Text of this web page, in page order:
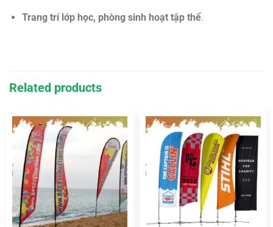
Trang trí lớp học, phòng sinh hoạt tập thể.
Related products